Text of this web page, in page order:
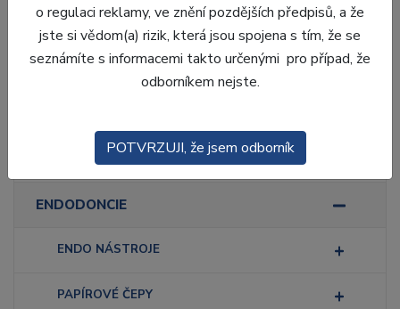
Laboratoř
Ordinace
ENDODONCIE
ENDO NÁSTROJE
PAPÍROVÉ ČEPY
o regulaci reklamy, ve znění pozdějších předpisů, a že
jste si vědom(a) rizik, která jsou spojena s tím, že se
seznámíte s informacemi takto určenými pro případ, že
odborníkem nejste.
POTVRZUJI, že jsem odborník